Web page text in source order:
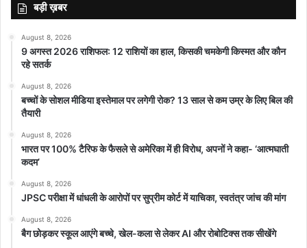
बड़ी ख़बर
August 8, 2026
9 अगस्त 2026 राशिफल: 12 राशियों का हाल, किसकी चमकेगी किस्मत और कौन
रहे सतर्क
August 8, 2026
बच्चों के सोशल मीडिया इस्तेमाल पर लगेगी रोक? 13 साल से कम उम्र के लिए बिल की
तैयारी
August 8, 2026
भारत पर 100% टैरिफ के फैसले से अमेरिका में ही विरोध, अपनों ने कहा- ‘आत्मघाती
कदम’
August 8, 2026
JPSC परीक्षा में धांधली के आरोपों पर सुप्रीम कोर्ट में याचिका, स्वतंत्र जांच की मांग
August 8, 2026
बैग छोड़कर स्कूल आएंगे बच्चे, खेल-कला से लेकर AI और रोबोटिक्स तक सीखेंगे